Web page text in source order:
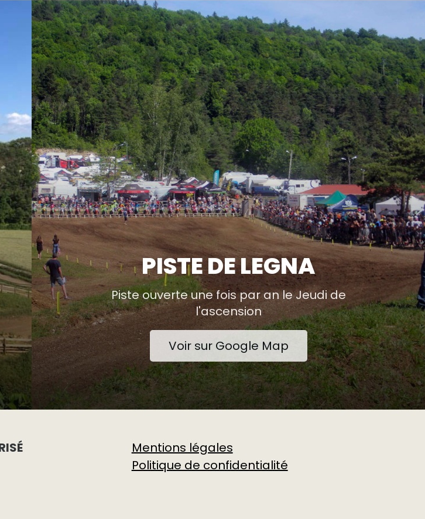
PISTE DE LEGNA
Piste ouverte une fois par an le Jeudi de
l'ascension
Voir sur Google Map
Mentions légales
Politique de confidentialité